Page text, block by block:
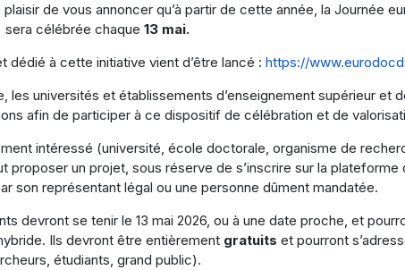
plaisir de vous annoncer qu’à partir de cette année, la Journée
sera célébrée chaque 13 mai.
dédié à cette initiative vient d’être lancé : https://
les universités et établissements d’enseignement supérieur et
afin de participer à ce dispositif de célébration et de
intéressé (université, école doctorale, organisme de
proposer un projet, sous réserve de s’inscrire sur la
son représentant légal ou une personne dûment mandatée.
devront se tenir le 13 mai 2026, ou à une date proche, et
Ils devront être entièrement gratuits et pourront
étudiants, grand public).